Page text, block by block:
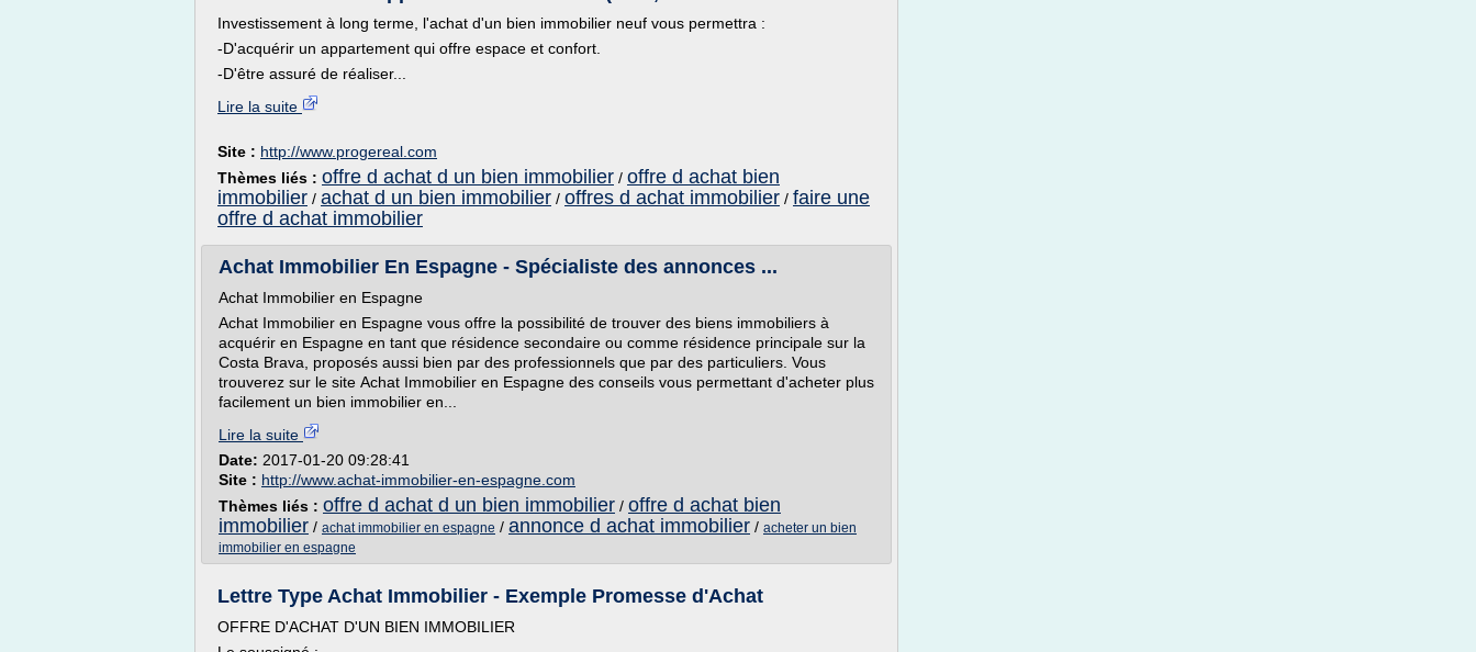
Investissement à long terme, l'achat d'un bien immobilier neuf vous permettra :
-D'acquérir un appartement qui offre espace et confort.
-D'être assuré de réaliser...
Lire la suite
Site : http://www.progereal.com
Thèmes liés : offre d achat d un bien immobilier / offre d achat bien
immobilier / achat d un bien immobilier / offres d achat immobilier / faire une
offre d achat immobilier
Achat Immobilier En Espagne - Spécialiste des annonces ...
Achat Immobilier en Espagne
Achat Immobilier en Espagne vous offre la possibilité de trouver des biens immobiliers à
acquérir en Espagne en tant que résidence secondaire ou comme résidence principale sur la
Costa Brava, proposés aussi bien par des professionnels que par des particuliers. Vous
trouverez sur le site Achat Immobilier en Espagne des conseils vous permettant d'acheter plus
facilement un bien immobilier en...
Lire la suite
Date: 2017-01-20 09:28:41
Site : http://www.achat-immobilier-en-espagne.com
Thèmes liés : offre d achat d un bien immobilier / offre d achat bien
immobilier / achat immobilier en espagne / annonce d achat immobilier / acheter un bien
immobilier en espagne
Lettre Type Achat Immobilier - Exemple Promesse d'Achat
OFFRE D'ACHAT D'UN BIEN IMMOBILIER